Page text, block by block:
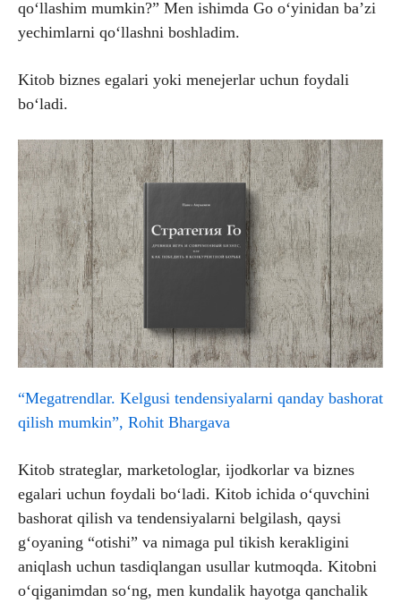
qo‘llashim mumkin?” Men ishimda Go o‘yinidan ba’zi
yechimlarni qo‘llashni boshladim.
Kitob biznes egalari yoki menejerlar uchun foydali
bo‘ladi.
“Megatrendlar. Kelgusi tendensiyalarni qanday bashorat
qilish mumkin”, Rohit Bhargava
Kitob strateglar, marketologlar, ijodkorlar va biznes
egalari uchun foydali bo‘ladi. Kitob ichida o‘quvchini
bashorat qilish va tendensiyalarni belgilash, qaysi
g‘oyaning “otishi” va nimaga pul tikish kerakligini
aniqlash uchun tasdiqlangan usullar kutmoqda. Kitobni
o‘qiganimdan so‘ng, men kundalik hayotga qanchalik